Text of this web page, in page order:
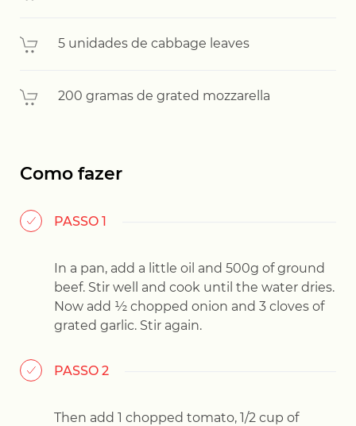
Como fazer
PASSO 1
In a pan, add a little oil and 500g of ground
beef. Stir well and cook until the water dries.
Now add ½ chopped onion and 3 cloves of
grated garlic. Stir again.
PASSO 2
Then add 1 chopped tomato, 1/2 cup of
5 unidades de cabbage leaves
200 gramas de grated mozzarella